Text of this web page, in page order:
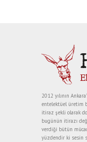
2012 yılının
entelektüel üretim
itiraz şekli olarak
bugünün itirazı
verdiği bütün
yüzdendir ki sesin